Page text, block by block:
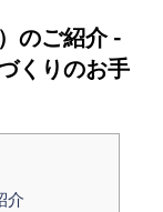
のご紹介 -
くりのお手
介